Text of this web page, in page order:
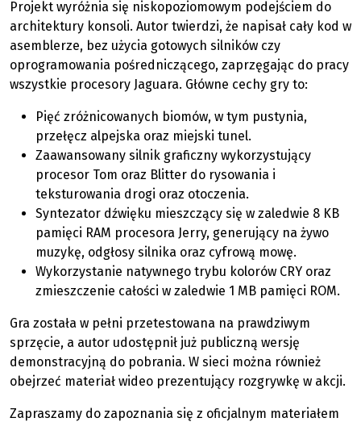
Projekt wyróżnia się niskopoziomowym podejściem do
architektury konsoli. Autor twierdzi, że napisał cały kod w
asemblerze, bez użycia gotowych silników czy
oprogramowania pośredniczącego, zaprzęgając do pracy
wszystkie procesory Jaguara. Główne cechy gry to:
Pięć zróżnicowanych biomów, w tym pustynia,
przełęcz alpejska oraz miejski tunel.
Zaawansowany silnik graficzny wykorzystujący
procesor Tom oraz Blitter do rysowania i
teksturowania drogi oraz otoczenia.
Syntezator dźwięku mieszczący się w zaledwie 8 KB
pamięci RAM procesora Jerry, generujący na żywo
muzykę, odgłosy silnika oraz cyfrową mowę.
Wykorzystanie natywnego trybu kolorów CRY oraz
zmieszczenie całości w zaledwie 1 MB pamięci ROM.
Gra została w pełni przetestowana na prawdziwym
sprzęcie, a autor udostępnił już publiczną wersję
demonstracyjną do pobrania. W sieci można również
obejrzeć materiał wideo prezentujący rozgrywkę w akcji.
Zapraszamy do zapoznania się z oficjalnym materiałem